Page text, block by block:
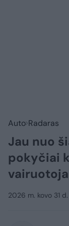
Auto Radaras
Jau nuo
pokyčiai
2026 m. kovo 31